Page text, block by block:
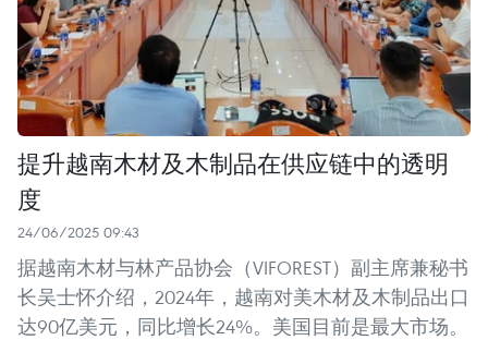
提升越南木材及木制品在供应链中的透明
度
24/06/2025 09:43
据越南木材与林产品协会（VIFOREST）副主席兼秘书
长吴士怀介绍，2024年，越南对美木材及木制品出口
达90亿美元，同比增长24%。美国目前是最大市场。